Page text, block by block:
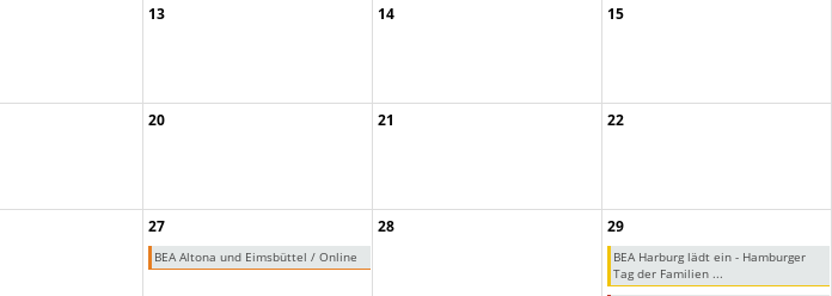
13 14 15
20 21 22
27
BEA Altona und Eimsbüttel / Online
28 29
BEA Harburg lädt ein - Hamburger
Tag der Familien ...